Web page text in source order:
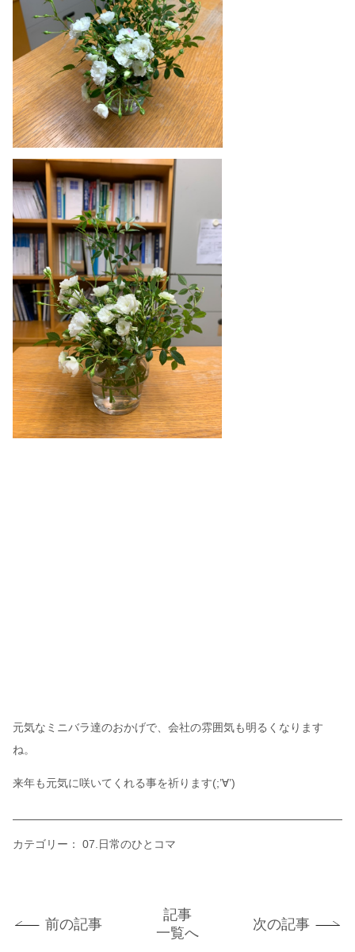
元気なミニバラ達のおかげで、会社の雰囲気も明るくなります
ね。
来年も元気に咲いてくれる事を祈ります(;’∀’)
カテゴリー： 07.日常のひとコマ
前の記事
記事
一覧へ
次の記事